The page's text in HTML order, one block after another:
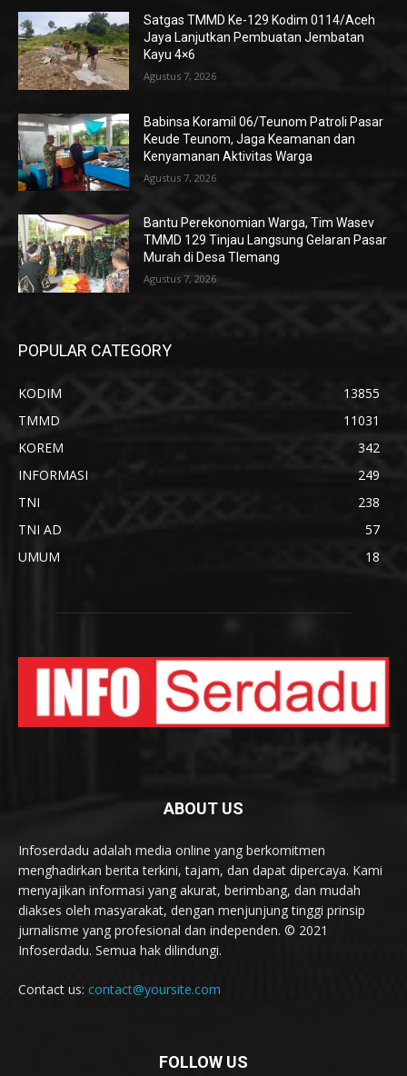
Satgas TMMD Ke-129 Kodim 0114/Aceh
Jaya Lanjutkan Pembuatan Jembatan
Kayu 4×6
Agustus 7, 2026
Babinsa Koramil 06/Teunom Patroli Pasar
Keude Teunom, Jaga Keamanan dan
Kenyamanan Aktivitas Warga
Agustus 7, 2026
Bantu Perekonomian Warga, Tim Wasev
TMMD 129 Tinjau Langsung Gelaran Pasar
Murah di Desa Tlemang
Agustus 7, 2026
POPULAR CATEGORY
KODIM
13855
TMMD
11031
KOREM
342
INFORMASI
249
TNI
238
TNI AD
57
UMUM
18
ABOUT US
Infoserdadu adalah media online yang berkomitmen
menghadirkan berita terkini, tajam, dan dapat dipercaya. Kami
menyajikan informasi yang akurat, berimbang, dan mudah
diakses oleh masyarakat, dengan menjunjung tinggi prinsip
jurnalisme yang profesional dan independen. © 2021
Infoserdadu. Semua hak dilindungi.
Contact us: contact@yoursite.com
FOLLOW US